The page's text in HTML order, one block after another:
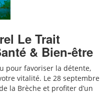
Le Trait
& Bien-être
pour favoriser la détente,
vitalité. Le 28 septembre
la Brèche et profiter d’un